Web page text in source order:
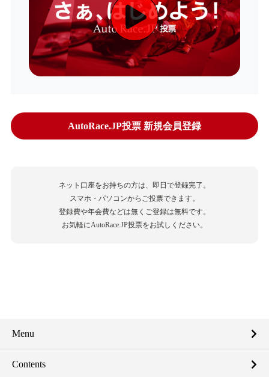
AutoRace.JP投票 新規会員登録
ネット口座をお持ちの方は、即日で登録完了。
スマホ・パソコンからご投票できます。
登録費や年会費などは無くご登録は無料です。
お気軽にAutoRace.JP投票をお試しください。
Menu
Contents